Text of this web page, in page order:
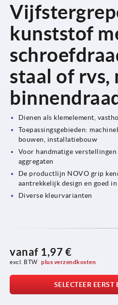
kunststof
staal of rvs,
Dienen als klemelement,
Toepassingsgebieden:
bouwen, installatiebouw
Voor handmatige verstellingen
aggregaten
De productlijn NOVO grip
aantrekkelijk design en goed
Diverse kleurvarianten
vanaf 1,97 €
excl. BTW plus verzendkosten
SELECTEER